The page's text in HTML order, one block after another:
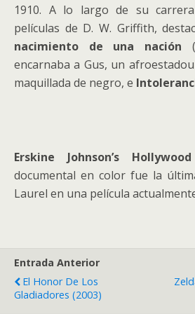
1910. A lo largo de su
películas de D. W. Griffith,
nacimiento de una nación
encarnaba a Gus, un
maquillada de negro, e
Erskine Johnson’s
documental en color fue la
Laurel en una película
Entrada Anterior
El Honor De Los
Gladiadores (2003)